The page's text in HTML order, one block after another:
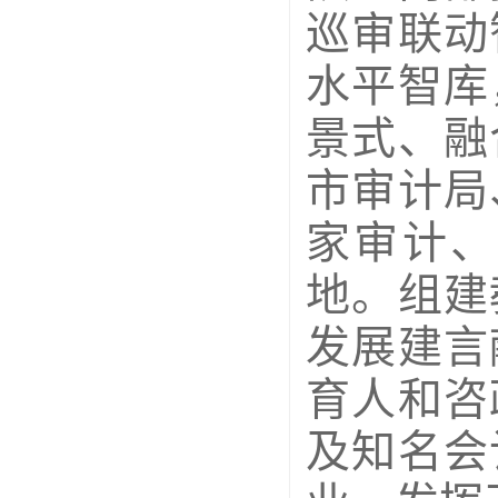
巡审联
水平智
景式、
市审计
家审计
地。组
发展建
育人和
及知名